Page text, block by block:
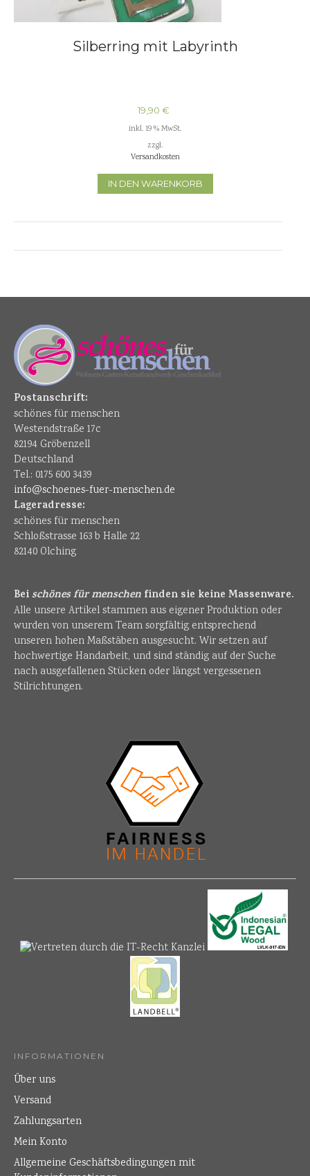
Silberring mit Labyrinth
19,90 €
inkl. 19 % MwSt.
zzgl.
Versandkosten
IN DEN WARENKORB
Postanschrift:
schönes für menschen
Westendstraße 17c
82194 Gröbenzell
Deutschland
Tel.: 0175 600 3439
info@schoenes-fuer-menschen.de
Lageradresse:
schönes für menschen
Schloßstrasse 163 b Halle 22
82140 Olching
Beischönes für menschen finden sie keine Massenware.
Alle unsere Artikel stammen aus eigener Produktion oder
wurden von unserem Team sorgfältig entsprechend
unseren hohen Maßstäben ausgesucht. Wir setzen auf
hochwertige Handarbeit, und sind ständig auf der Suche
nach ausgefallenen Stücken oder längst vergessenen
Stilrichtungen.
INFORMATIONEN
Über uns
Versand
Zahlungsarten
Mein Konto
Allgemeine Geschäftsbedingungen mit